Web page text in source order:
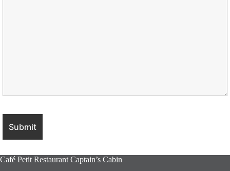
Café Petit Restaurant Captain’s Cabin